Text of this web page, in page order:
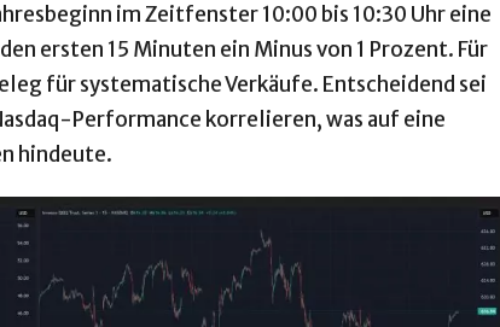
im Zeitfenster 10:00 bis 10:30 Uhr eine
ersten 15 Minuten ein Minus von 1 Prozent. Für
für systematische Verkäufe. Entscheidend sei
Performance korrelieren, was auf eine
hindeute.